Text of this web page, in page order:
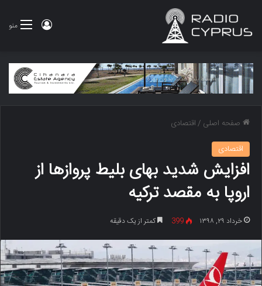
منو ورود
صفحه اصلی /اقتصادی
اقتصادی
افزایش شدید بهای بلیط پروازها از
اروپا به مقصد ترکیه
خرداد ۲۹, ۱۳۹۸ 399 کمتر از یک دقیقه